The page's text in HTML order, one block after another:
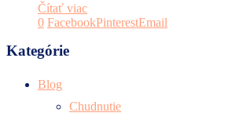
Čítať viac
0 FacebookPinterestEmail
Kategórie
Blog
Chudnutie